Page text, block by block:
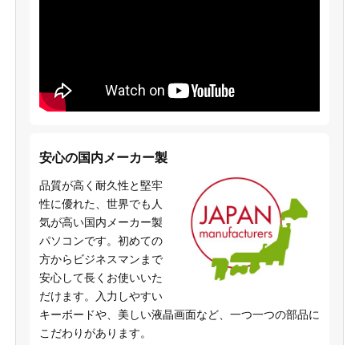
安心の国内メーカー製
品質が高く耐久性と堅牢
性に優れた、世界でも人
気が高い国内メーカー製
パソコンです。初めての
方からビジネスマンまで
安心して長くお使いいた
だけます。入力しやすい
キーボードや、美しい液晶画面など、一つ一つの部品に
こだわりがあります。